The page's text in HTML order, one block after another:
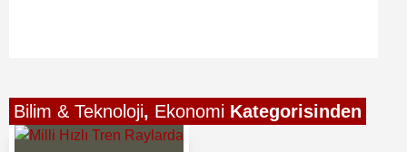
Bilim & Teknoloji, Ekonomi Kategorisinden